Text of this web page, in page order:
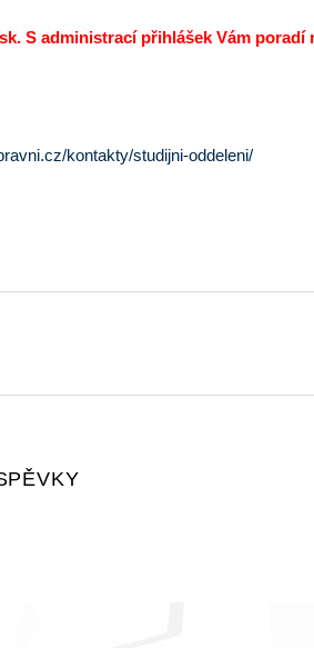
S administrací přihlášek Vám
kontakty/studijni-oddeleni/